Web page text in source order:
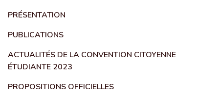
PRÉSENTATION
PUBLICATIONS
ACTUALITÉS DE LA CONVENTION CITOYENNE
ÉTUDIANTE 2023
PROPOSITIONS OFFICIELLES